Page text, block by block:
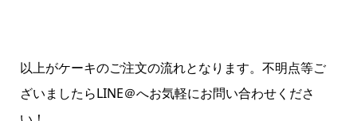
以上がケーキのご注文の流れとなります。不明点等ご
ざいましたらLINE＠へお気軽にお問い合わせくださ